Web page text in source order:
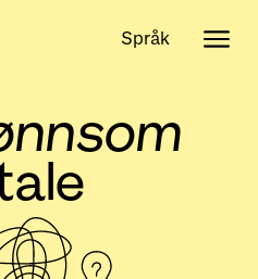
Språk